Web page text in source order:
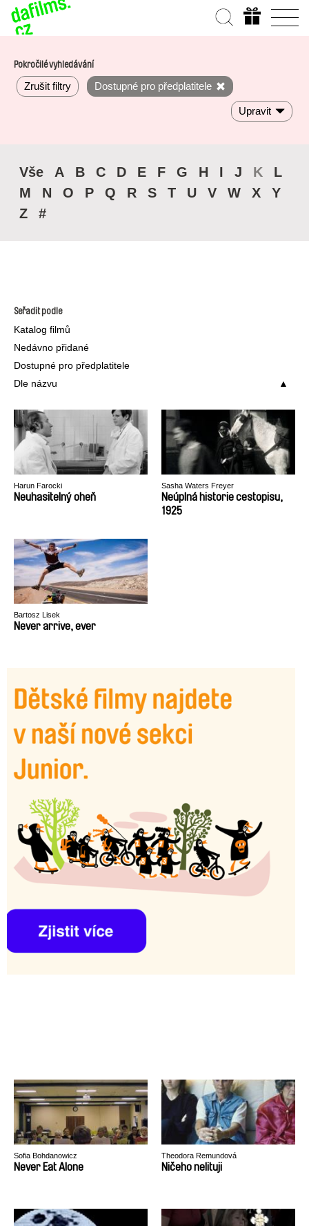
Pokročilé vyhledávání
Zrušit filtry Dostupné pro předplatitele
Upravit
Vše A B C D E F G H I J K
L
M
N O P Q R S T U V W X
Y
Z
#
Seřadit podle
Katalog filmů
Nedávno přidané
Dostupné pro předplatitele
Dle názvu
Harun Farocki
Neuhasitelný oheň
Sasha Waters Freyer
Neúplná historie cestopisu,
1925
Bartosz Lisek
Never arrive, ever
Sofia Bohdanowicz
Never Eat Alone
Theodora Remundová
Ničeho nelituji